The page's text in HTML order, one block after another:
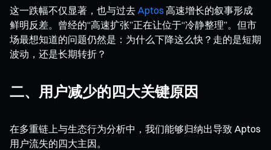
这一跌幅不仅显著，也与过去 Aptos 高速增长的叙事形成
鲜明反差。曾经的“高速扩张”正在让位于“冷静整理”。但市
场最想知道的问题仍然是：为什么下降这么快？走的是短期
波动，还是长期转折？
二、用户减少的四大关键原因
在多重链上与生态行为分析中，我们能够归纳出导致 Aptos
用户流失的四大主因。